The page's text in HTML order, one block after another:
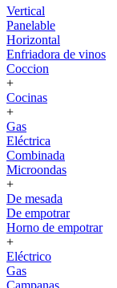
Vertical
Panelable
Horizontal
Enfriadora de vinos
Coccion
+
Cocinas
+
Gas
Eléctrica
Combinada
Microondas
+
De mesada
De empotrar
Horno de empotrar
+
Eléctrico
Gas
Campanas